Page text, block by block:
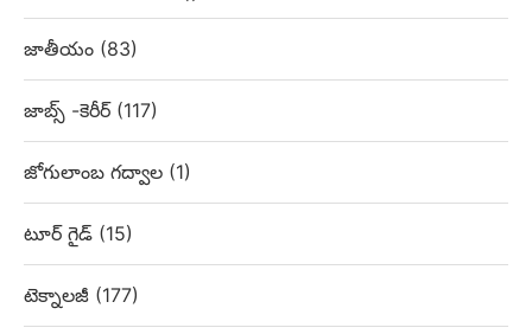
జాతీయం (83)
జాబ్స్ -కెరీర్ (117)
జోగులాంబ గద్వాల (1)
టూర్ గైడ్ (15)
టెక్నాలజీ (177)